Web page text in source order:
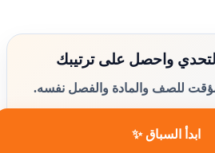
واحصل على ترتيبك
مؤقت للصف والمادة والفصل نفسه.
ابدأ السباق ✨